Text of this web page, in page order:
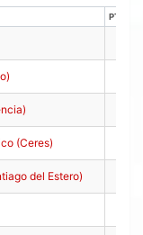
PTS
(Ceres)
del Estero)